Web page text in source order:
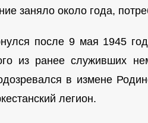
заняло около года,
после 9 мая 1945
из ранее служивших
в измене
легион.